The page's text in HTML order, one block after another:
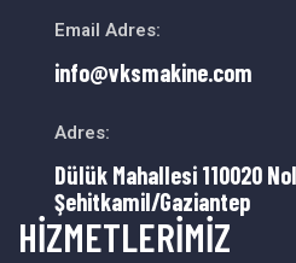
Email Adres:
info@vksmakine.com
Adres:
Dülük Mahallesi 110020
Şehitkamil/Gaziantep
HİZMETLERİMİZ